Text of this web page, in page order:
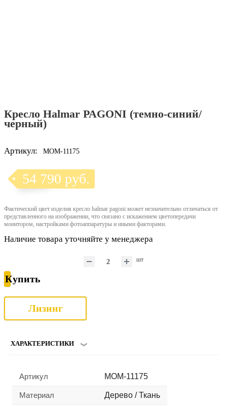
Кресло Halmar PAGONI (темно-синий/
черный)
Артикул: MOM-11175
54 790 руб.
Фактический цвет изделия кресло halmar pagoni может незначительно отличаться от
представленного на изображении, что связано с искажением цветопередачи
монитором, настройками фотоаппаратуры и иными факторами.
Наличие товара уточняйте у менеджера
шт
Купить
Лизинг
ХАРАКТЕРИСТИКИ
Артикул MOM-11175
Материал Дерево / Ткань